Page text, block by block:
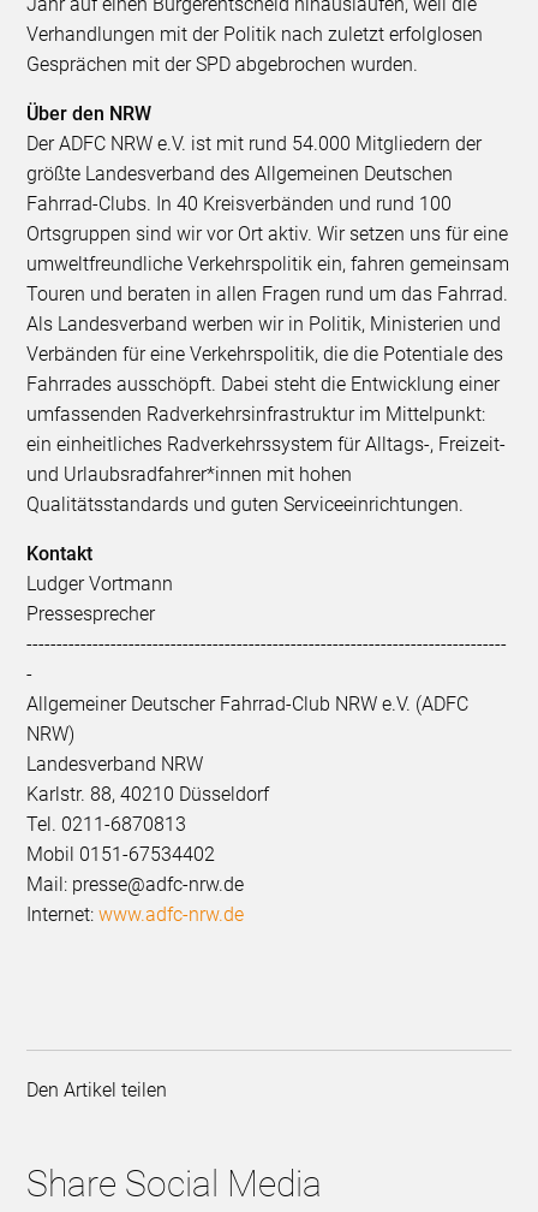
Verhandlungen mit der Politik nach zuletzt erfolglosen
Gesprächen mit der SPD abgebrochen wurden.
Über den NRW
Der ADFC NRW e.V. ist mit rund 54.000 Mitgliedern der
größte Landesverband des Allgemeinen Deutschen
Fahrrad-Clubs. In 40 Kreisverbänden und rund 100
Ortsgruppen sind wir vor Ort aktiv. Wir setzen uns für eine
umweltfreundliche Verkehrspolitik ein, fahren gemeinsam
Touren und beraten in allen Fragen rund um das Fahrrad.
Als Landesverband werben wir in Politik, Ministerien und
Verbänden für eine Verkehrspolitik, die die Potentiale des
Fahrrades ausschöpft. Dabei steht die Entwicklung einer
umfassenden Radverkehrsinfrastruktur im Mittelpunkt:
ein einheitliches Radverkehrssystem für Alltags-, Freizeit-
und Urlaubsradfahrer*innen mit hohen
Qualitätsstandards und guten Serviceeinrichtungen.
Kontakt
Ludger Vortmann
Pressesprecher
--------------------------------------------------------------------------------
-
Allgemeiner Deutscher Fahrrad-Club NRW e.V. (ADFC
NRW)
Landesverband NRW
Karlstr. 88, 40210 Düsseldorf
Tel. 0211-6870813
Mobil 0151-67534402
Mail: presse@adfc-nrw.de
Internet:www.adfc-nrw.de
Den Artikel teilen
Share Social Media